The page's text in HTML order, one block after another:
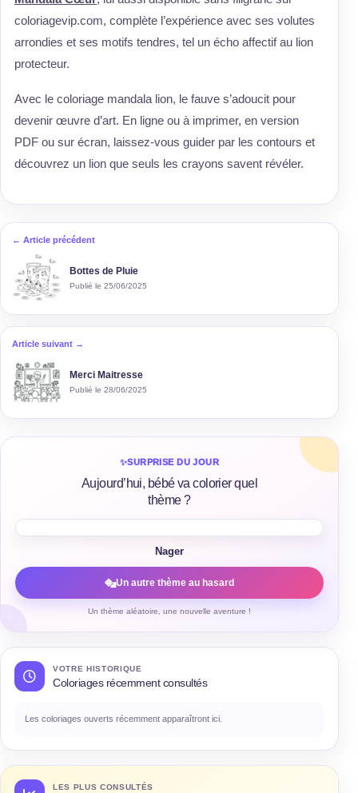
coloriagevip.com, complète l’expérience avec ses volutes
arrondies et ses motifs tendres, tel un écho affectif au lion
protecteur.
Avec le coloriage mandala lion, le fauve s’adoucit pour
devenir œuvre d’art. En ligne ou à imprimer, en version
PDF ou sur écran, laissez-vous guider par les contours et
découvrez un lion que seuls les crayons savent révéler.
← Article précédent
Bottes de Pluie
Publié le 25/06/2025
Article suivant →
Merci Maitresse
Publié le 28/06/2025
✨SURPRISE DU JOUR
Aujourd’hui, bébé va colorier quel
thème ?
Nager
Un autre thème au hasard
Un thème aléatoire, une nouvelle aventure !
VOTRE HISTORIQUE
Coloriages récemment consultés
Les coloriages ouverts récemment apparaîtront ici.
LES PLUS CONSULTÉS